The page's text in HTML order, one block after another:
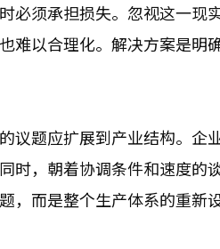
必须承担损失。忽视这一现
难以合理化。解决方案是明
议题应扩展到产业结构。企
时，朝着协调条件和速度的
，而是整个生产体系的重新